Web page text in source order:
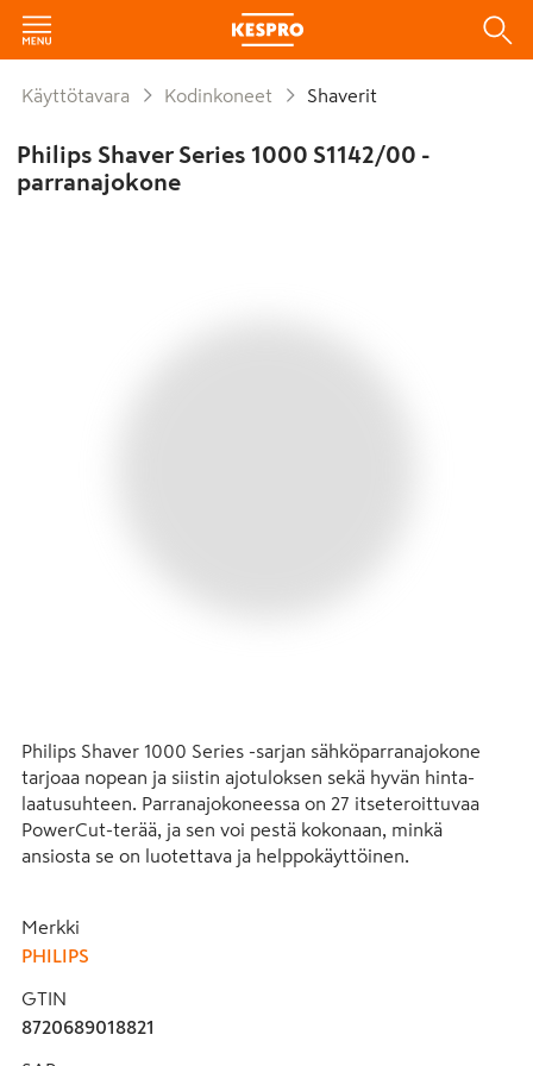
Käyttötavara Kodinkoneet Shaverit
Philips Shaver Series 1000 S1142/00 -
parranajokone
Philips Shaver 1000 Series -sarjan sähköparranajokone
tarjoaa nopean ja siistin ajotuloksen sekä hyvän hinta-
laatusuhteen. Parranajokoneessa on 27 itseteroittuvaa
PowerCut-terää, ja sen voi pestä kokonaan, minkä
ansiosta se on luotettava ja helppokäyttöinen.
Parranajokoneen 27 itseteroittuvaa terää leikkaavat
karvat aivan ihon pinnalta, joten lopputulos on aina sileä ja
kaksi vuotta.
Merkki
PHILIPS
GTIN
8720689018821